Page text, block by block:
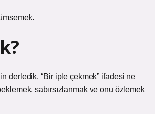
derledik. “Bir iple çekmek” ifadesi ne
sabırsızlanmak ve onu özlemek